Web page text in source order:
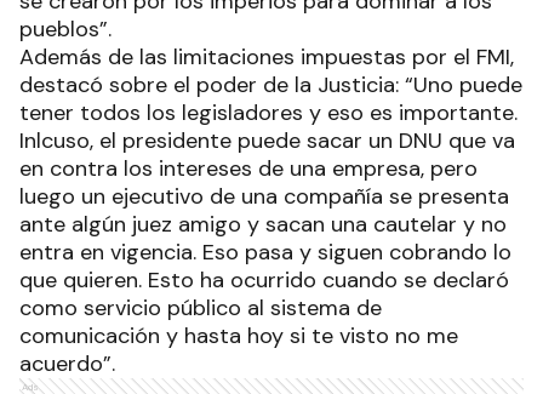
pueblos”.
Además de las limitaciones impuestas por el FMI,
destacó sobre el poder de la Justicia: “Uno puede
tener todos los legisladores y eso es importante.
Inlcuso, el presidente puede sacar un DNU que va
en contra los intereses de una empresa, pero
luego un ejecutivo de una compañía se presenta
ante algún juez amigo y sacan una cautelar y no
entra en vigencia. Eso pasa y siguen cobrando lo
que quieren. Esto ha ocurrido cuando se declaró
como servicio público al sistema de
comunicación y hasta hoy si te visto no me
acuerdo”.
Ads